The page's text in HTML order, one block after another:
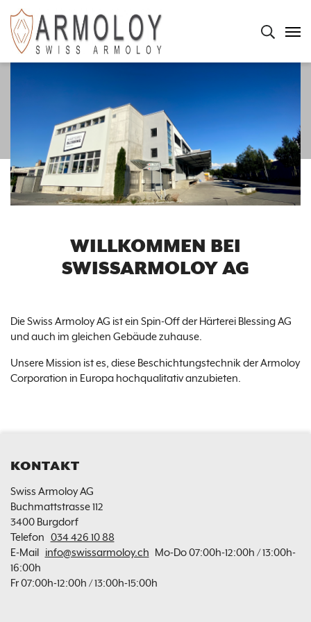
WEBSEITE DURCHSUCHEN
WILLKOMMEN BEI
SWISSARMOLOY AG
Die Swiss Armoloy AG ist ein Spin-Off der Härterei Blessing AG
und auch im gleichen Gebäude zuhause.
Unsere Mission ist es, diese Beschichtungstechnik der Armoloy
Corporation in Europa hochqualitativ anzubieten.
FOOTERBEREICH
KONTAKT
Swiss Armoloy AG
Buchmattstrasse 112
3400 Burgdorf
Telefon 034 426 10 88
E-Mail
info@swissarmoloy.ch
Mo-Do 07:00h-12:00h / 13:00h-
16:00h
Fr 07:00h-12:00h / 13:00h-15:00h